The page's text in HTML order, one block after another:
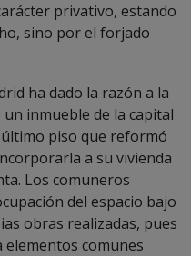
privativo, estando
sino por el forjado
ha dado la razón a la
inmueble de la capital
piso que reformó
a su vivienda
Los comuneros
del espacio bajo
obras realizadas, pues
comunes